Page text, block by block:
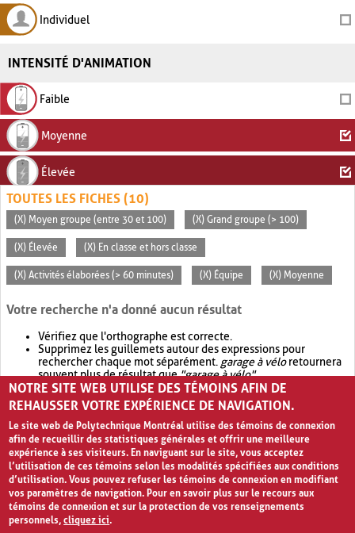
Individuel
INTENSITÉ D'ANIMATION
Faible
Moyenne
Élevée
TOUTES LES FICHES (10)
(X) Moyen groupe (entre 30 et 100) (X) Grand groupe (> 100)
(X) Élevée (X) En classe et hors classe
(X) Activités élaborées (> 60 minutes) (X) Équipe (X) Moyenne
Votre recherche n'a donné aucun résultat
Vérifiez que l'orthographe est correcte.
Supprimez les guillemets autour des expressions pour
rechercher chaque mot séparément. garage à véloretournera
souvent plus de résultat que"garage à vélo".
Envisagez d'élargir votre recherche avec OR.garage OR vélo
retournera souvent plus de résultat quegarage à vélo
NOTRE SITE WEB UTILISE DES TÉMOINS AFIN DE
REHAUSSER VOTRE EXPÉRIENCE DE NAVIGATION.
Le site web de Polytechnique Montréal utilise des témoins de connexion
afin de recueillir des statistiques générales et offrir une meilleure
expérience à ses visiteurs. En naviguant sur le site, vous acceptez
l’utilisation de ces témoins selon les modalités spécifiées aux conditions
d’utilisation. Vous pouvez refuser les témoins de connexion en modifiant
vos paramètres de navigation. Pour en savoir plus sur le recours aux
témoins de connexion et sur la protection de vos renseignements
personnels,cliquez ici.